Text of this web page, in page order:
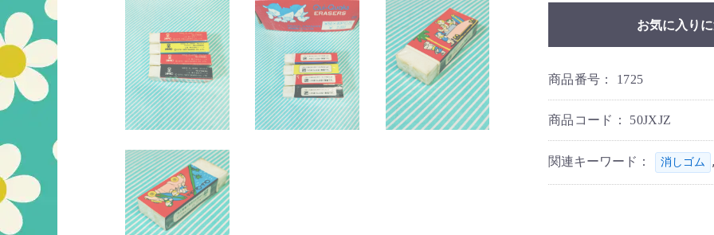
お気に入り
商品番号： 1725
商品コード： 50JXJZ
関連キーワード： 消しゴム